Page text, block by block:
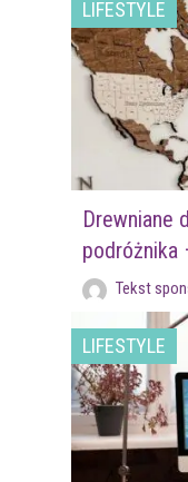
LIFESTYLE
Drewniane
podróżnika
Tekst
LIFESTYLE